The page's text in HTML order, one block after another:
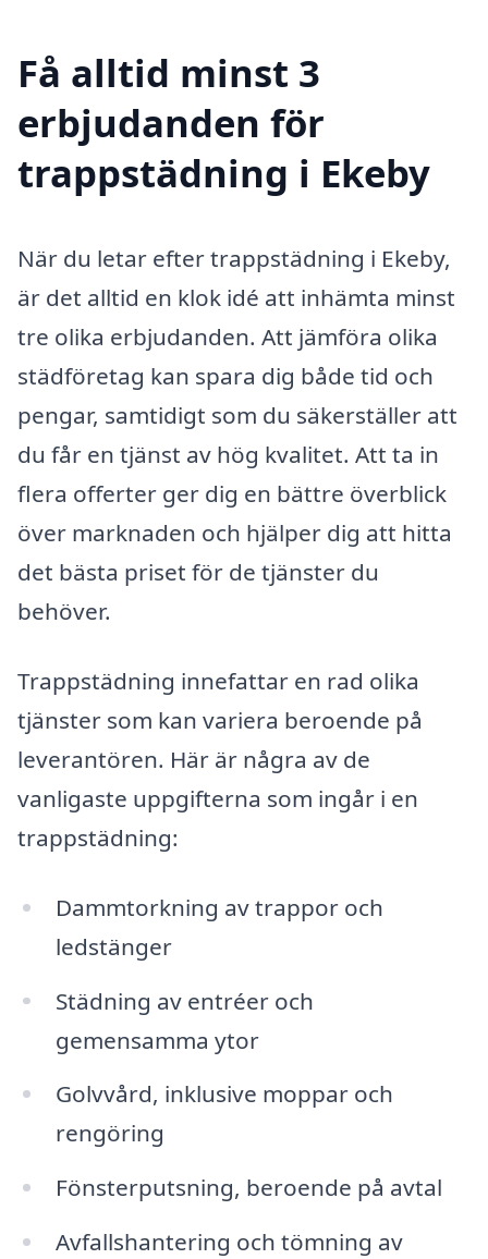
Få alltid minst 3
erbjudanden för
trappstädning i Ekeby
När du letar efter trappstädning i Ekeby,
är det alltid en klok idé att inhämta minst
tre olika erbjudanden. Att jämföra olika
städföretag kan spara dig både tid och
pengar, samtidigt som du säkerställer att
du får en tjänst av hög kvalitet. Att ta in
flera offerter ger dig en bättre överblick
över marknaden och hjälper dig att hitta
det bästa priset för de tjänster du
behöver.
Trappstädning innefattar en rad olika
tjänster som kan variera beroende på
leverantören. Här är några av de
vanligaste uppgifterna som ingår i en
trappstädning:
Dammtorkning av trappor och
ledstänger
Städning av entréer och
gemensamma ytor
Golvvård, inklusive moppar och
rengöring
Fönsterputsning, beroende på avtal
Avfallshantering och tömning av